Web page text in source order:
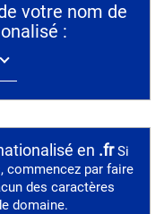
votre nom de
:
en .fr Si
commencez par faire
des caractères
domaine.